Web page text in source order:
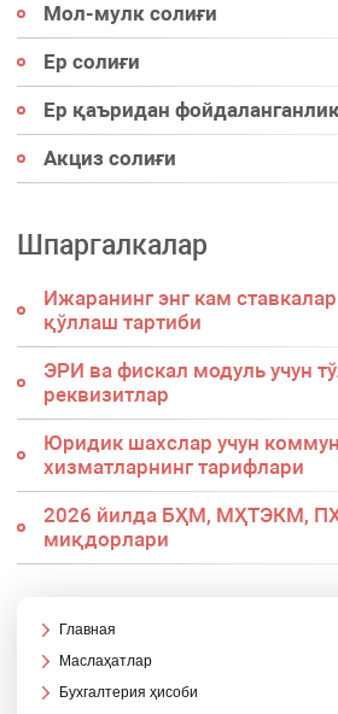
Мол-мулк солиғи
Ер солиғи
Ер қаъридан
Акциз солиғи
Шпаргалкалар
Ижаранинг энг кам
қўллаш тартиби
ЭРИ ва фискал модуль учун
реквизитлар
Юридик шахслар учун
хизматларнинг тарифлари
2026 йилда БҲМ, МҲТЭКМ,
миқдорлари
Главная
Маслаҳатлар
Бухгалтерия ҳисоби